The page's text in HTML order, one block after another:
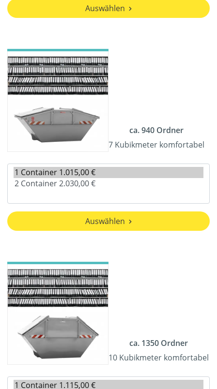
Auswählen
ca. 940 Ordner
7 Kubikmeter komfortabel
Auswählen
ca. 1350 Ordner
10 Kubikmeter komfortabel